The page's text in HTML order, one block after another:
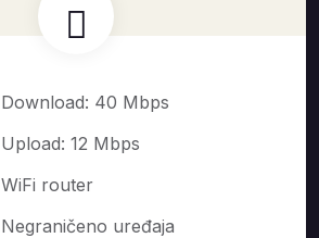
Download: 40 Mbps
Upload: 12 Mbps
WiFi router
Negraničeno uređaja